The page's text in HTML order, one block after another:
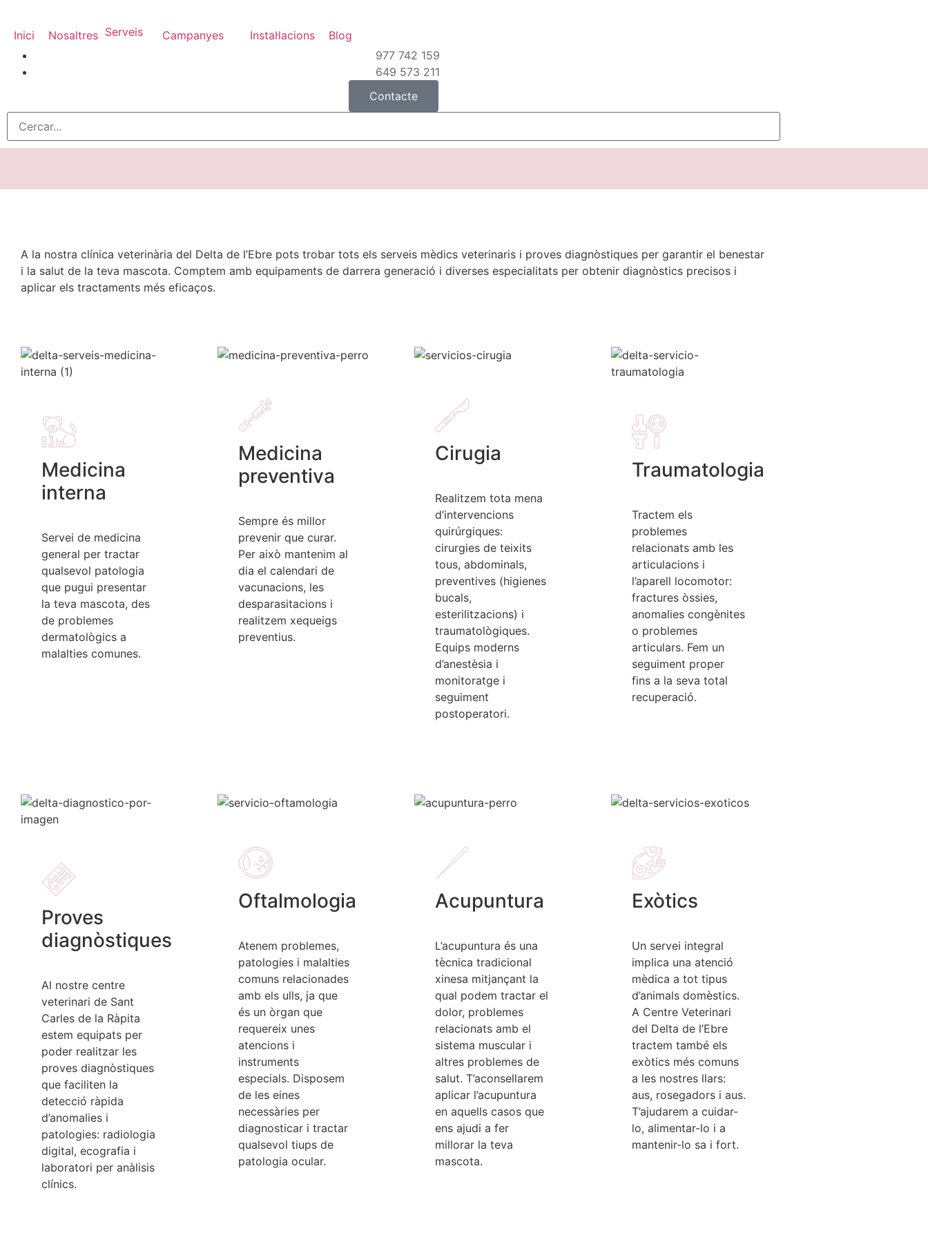
Inici Nosaltres Serveis Campanyes Instal·lacions
Blog
977 742 159
649 573 211
Contacte
A la nostra clínica veterinària del Delta de l’Ebre pots trobar tots els serveis mèdics veterinaris i proves diagnòstiques per garantir el benestar
i la salut de la teva mascota. Comptem amb equipaments de darrera generació i diverses especialitats per obtenir diagnòstics precisos i
aplicar els tractaments més eficaços.
Medicina
interna
Servei de medicina
general per tractar
qualsevol patologia
que pugui presentar
la teva mascota, des
de problemes
dermatològics a
malalties comunes.
Medicina
preventiva
Sempre és millor
prevenir que curar.
Per això mantenim al
dia el calendari de
vacunacions, les
desparasitacions i
realitzem xequeigs
preventius.
Cirugia
Realitzem tota mena
d’intervencions
quirúrgiques:
cirurgies de teixits
tous, abdominals,
preventives (higienes
bucals,
esterilitzacions) i
traumatològiques.
Equips moderns
d’anestèsia i
monitoratge i
seguiment
postoperatori.
Traumatologia
Tractem els
problemes
relacionats amb les
articulacions i
l’aparell locomotor:
fractures òssies,
anomalies congènites
o problemes
articulars. Fem un
seguiment proper
fins a la seva total
recuperació.
Proves
diagnòstiques
Al nostre centre
veterinari de Sant
Carles de la Ràpita
estem equipats per
poder realitzar les
proves diagnòstiques
que faciliten la
detecció ràpida
d’anomalies i
patologies: radiologia
digital, ecografia i
laboratori per anàlisis
clínics.
Oftalmologia
Atenem problemes,
patologies i malalties
comuns relacionades
amb els ulls, ja que
és un òrgan que
requereix unes
atencions i
instruments
especials. Disposem
de les eines
necessàries per
diagnosticar i tractar
qualsevol tiups de
patologia ocular.
Acupuntura
L’acupuntura és una
tècnica tradicional
xinesa mitjançant la
qual podem tractar el
dolor, problemes
relacionats amb el
sistema muscular i
altres problemes de
salut. T’aconsellarem
aplicar l’acupuntura
en aquells casos que
ens ajudi a fer
millorar la teva
mascota.
Exòtics
Un servei integral
implica una atenció
mèdica a tot tipus
d’animals domèstics.
A Centre Veterinari
del Delta de l’Ebre
tractem també els
exòtics més comuns
a les nostres llars:
aus, rosegadors i aus.
T’ajudarem a cuidar-
lo, alimentar-lo i a
mantenir-lo sa i fort.